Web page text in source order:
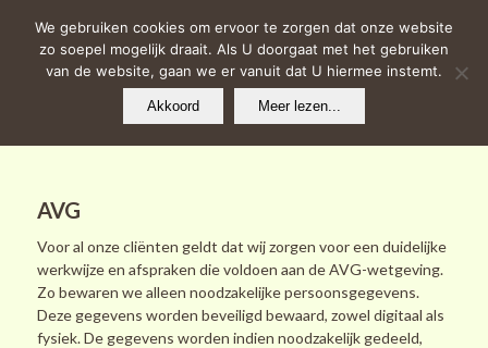
AVG
Voor al onze cliënten geldt dat wij zorgen voor een duidelijke
werkwijze en afspraken die voldoen aan de AVG-wetgeving.
Zo bewaren we alleen noodzakelijke persoonsgegevens.
Deze gegevens worden beveiligd bewaard, zowel digitaal als
fysiek. De gegevens worden indien noodzakelijk gedeeld,
We gebruiken cookies om ervoor te zorgen dat onze website
zo soepel mogelijk draait. Als U doorgaat met het gebruiken
van de website, gaan we er vanuit dat U hiermee instemt.
Akkoord Meer lezen...